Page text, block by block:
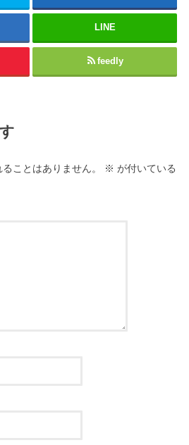
LINE
feedly
ことはありません。 ※ が付いている